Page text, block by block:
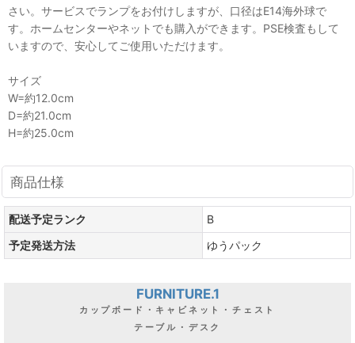
さい。サービスでランプをお付けしますが、口径はE14海外球で
す。ホームセンターやネットでも購入ができます。PSE検査もして
いますので、安心してご使用いただけます。
サイズ
W=約12.0cm
D=約21.0cm
H=約25.0cm
商品仕様
配送予定ランク
B
予定発送方法
ゆうパック
FURNITURE.1
カップボード・キャビネット・チェスト
テーブル・デスク